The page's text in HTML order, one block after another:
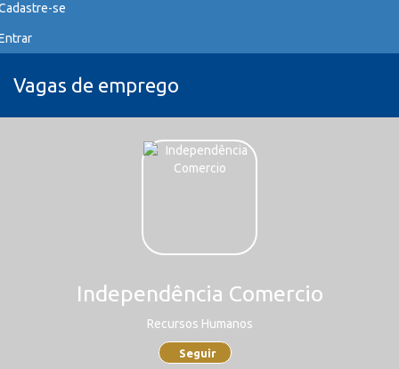
se
Vagas de emprego
Independência Comercio
Recursos Humanos
Seguir